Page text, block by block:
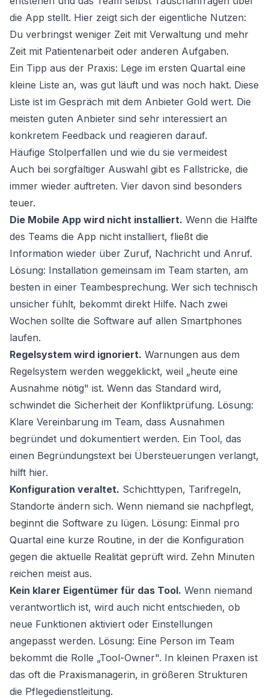
die App stellt. Hier zeigt sich der eigentliche Nutzen:
Du verbringst weniger Zeit mit Verwaltung und mehr
Zeit mit Patientenarbeit oder anderen Aufgaben.
Ein Tipp aus der Praxis: Lege im ersten Quartal eine
kleine Liste an, was gut läuft und was noch hakt. Diese
Liste ist im Gespräch mit dem Anbieter Gold wert. Die
meisten guten Anbieter sind sehr interessiert an
konkretem Feedback und reagieren darauf.
Häufige Stolperfallen und wie du sie vermeidest
Auch bei sorgfältiger Auswahl gibt es Fallstricke, die
immer wieder auftreten. Vier davon sind besonders
teuer.
Die Mobile App wird nicht installiert. Wenn die Hälfte
des Teams die App nicht installiert, fließt die
Information wieder über Zuruf, Nachricht und Anruf.
Lösung: Installation gemeinsam im Team starten, am
besten in einer Teambesprechung. Wer sich technisch
unsicher fühlt, bekommt direkt Hilfe. Nach zwei
Wochen sollte die Software auf allen Smartphones
laufen.
Regelsystem wird ignoriert. Warnungen aus dem
Regelsystem werden weggeklickt, weil „heute eine
Ausnahme nötig" ist. Wenn das Standard wird,
schwindet die Sicherheit der Konfliktprüfung. Lösung:
Klare Vereinbarung im Team, dass Ausnahmen
begründet und dokumentiert werden. Ein Tool, das
einen Begründungstext bei Übersteuerungen verlangt,
hilft hier.
Konfiguration veraltet. Schichttypen, Tarifregeln,
Standorte ändern sich. Wenn niemand sie nachpflegt,
beginnt die Software zu lügen. Lösung: Einmal pro
Quartal eine kurze Routine, in der die Konfiguration
gegen die aktuelle Realität geprüft wird. Zehn Minuten
reichen meist aus.
Kein klarer Eigentümer für das Tool. Wenn niemand
verantwortlich ist, wird auch nicht entschieden, ob
neue Funktionen aktiviert oder Einstellungen
angepasst werden. Lösung: Eine Person im Team
bekommt die Rolle „Tool-Owner". In kleinen Praxen ist
das oft die Praxismanagerin, in größeren Strukturen
die Pflegedienstleitung.